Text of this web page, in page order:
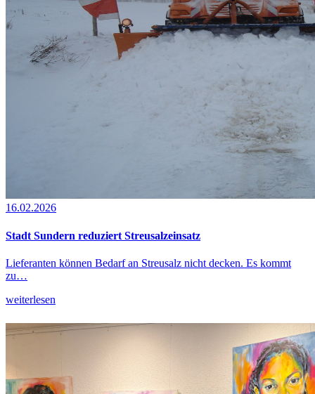
16.02.2026
Stadt Sundern reduziert Streusalzeinsatz
Lieferanten können Bedarf an Streusalz nicht decken. Es kommt
zu…
weiterlesen